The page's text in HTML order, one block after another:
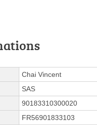
Chai Vincent
SAS
90183310300020
FR56901833103